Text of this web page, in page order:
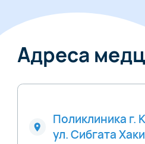
Адреса
Поликлиника г.
ул. Сибгата